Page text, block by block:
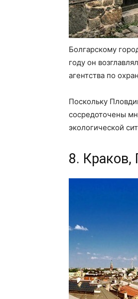
Болгарскому
году он
агентства по
Поскольку
сосредоточены
экологической
8.